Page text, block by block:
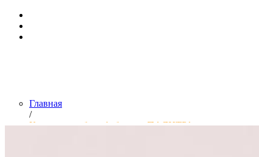
Главная
/
Коллекции обоев фабрики «ПАЛИТРА»